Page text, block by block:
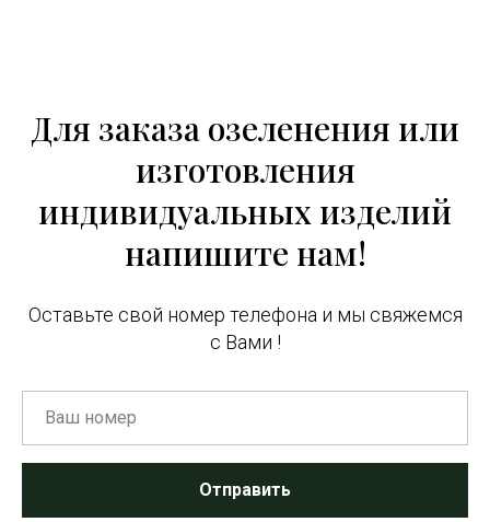
Для заказа озеленения или
изготовления
индивидуальных изделий
напишите нам!
Оставьте свой номер телефона и мы свяжемся
с Вами !
Отправить